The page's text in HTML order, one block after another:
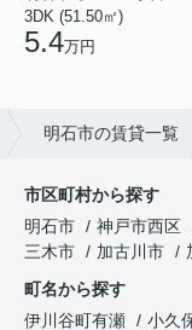
3DK (51.50㎡)
5.4万円
明石市の賃貸一覧
市区町村から探す
明石市
神戸市西区
三木市
加古川市
町名から探す
伊川谷町有瀬
小久